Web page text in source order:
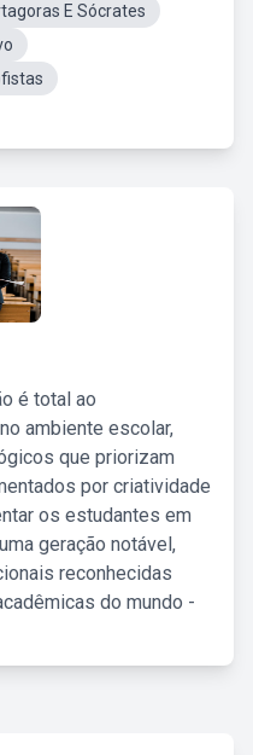
E Sócrates
é total ao
ambiente escolar,
que priorizam
por criatividade
os estudantes em
geração notável,
reconhecidas
do mundo -